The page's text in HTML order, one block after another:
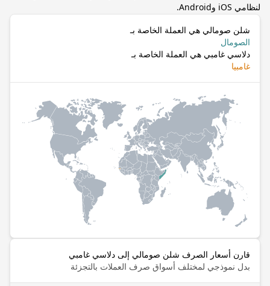
لنظامي iOS وAndroid.
شلن صومالي هي العملة الخاصة بـ
الصومال
دلاسي غامبي هي العملة الخاصة بـ
غامبيا
قارن أسعار الصرف شلن صومالي إلى دلاسي غامبي
بدل نموذجي لمختلف أسواق صرف العملات بالتجزئة